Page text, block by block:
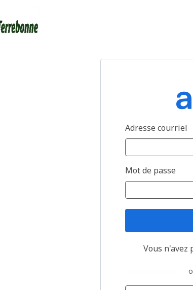
Adresse courriel
Mot de passe
Vous n'avez